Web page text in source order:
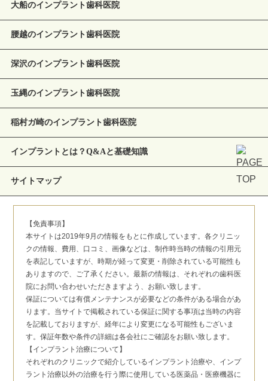
大船のインプラント歯科医院
腰越のインプラント歯科医院
深沢のインプラント歯科医院
玉縄のインプラント歯科医院
稲村ガ崎のインプラント歯科医院
インプラントとは？Q&Aと基礎知識
サイトマップ
【免責事項】
本サイトは2019年9月の情報をもとに作成しています。各クリニッ
クの情報、費用、口コミ、画像などは、制作時当時の情報の引用元
を表記していますが、時期が経って変更・削除されている可能性も
ありますので、ご了承ください。最新の情報は、それぞれの歯科医
院にお問い合わせいただきますよう、お願い致します。
保証については有償メンテナンスが必要などの条件がある場合があ
ります。当サイトで掲載されている保証に関する事項は当時の内容
を記載しておりますが、経年により変更になる可能性もございま
す。保証年数や条件の詳細は各会社にご確認をお願い致します。
【インプラント治療について】
それぞれのクリニックで紹介しているインプラント治療や、インプ
ラント治療以外の治療を行う際に使用している医薬品・医療機器に